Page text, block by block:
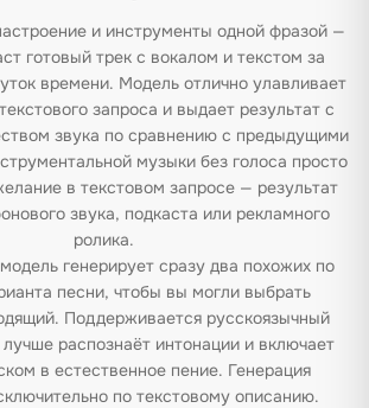
и инструменты одной фразой —
готовый трек с вокалом и текстом за
времени. Модель отлично улавливает
запроса и выдает результат с
звука по сравнению с предыдущими
музыки без голоса просто
в текстовом запросе — результат
звука, подкаста или рекламного
ролика.
генерирует сразу два похожих по
песни, чтобы вы могли выбрать
Поддерживается русскоязычный
распознаёт интонации и включает
в естественное пение. Генерация
по текстовому описанию.